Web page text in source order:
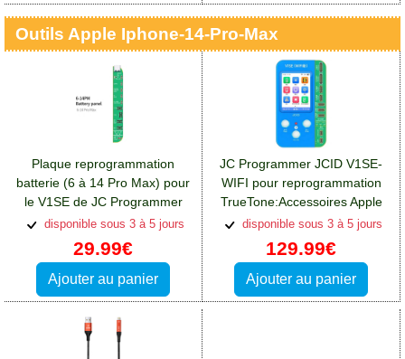
Outils Apple Iphone-14-Pro-Max
Plaque reprogrammation
batterie (6 à 14 Pro Max) pour
le V1SE de JC Programmer
JCID
disponible sous 3 à 5 jours
29.99€
Ajouter au panier
JC Programmer JCID V1SE-
WIFI pour reprogrammation
TrueTone:Accessoires Apple
iPhone 14 Pro Max
disponible sous 3 à 5 jours
129.99€
Ajouter au panier